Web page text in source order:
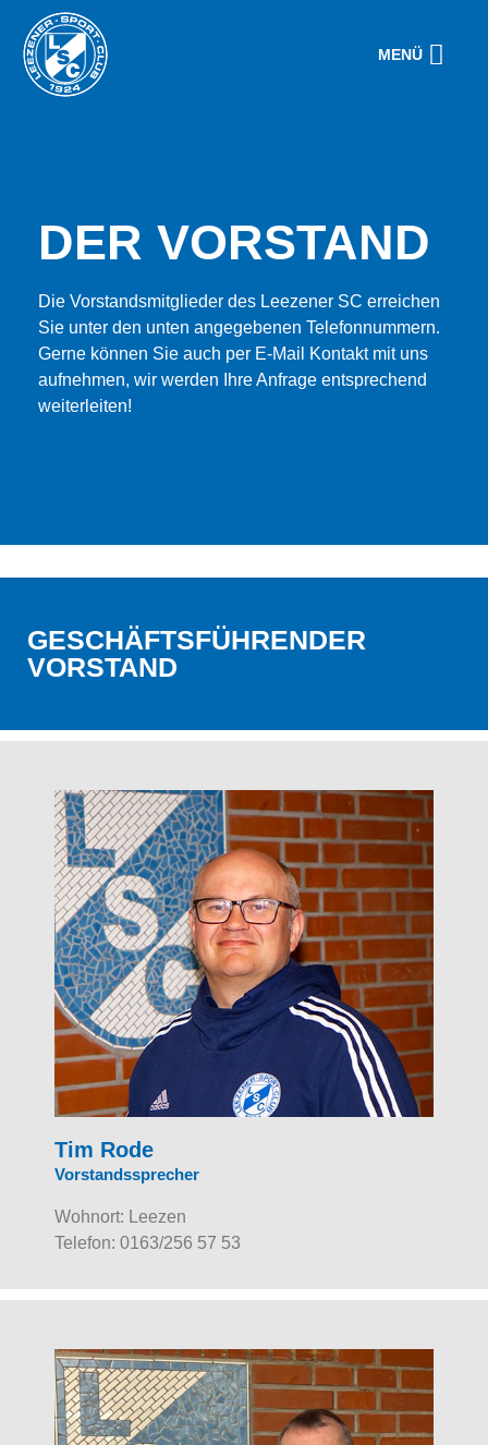
MENÜ
DER VORSTAND
Die Vorstandsmitglieder des Leezener SC erreichen
Sie unter den unten angegebenen Telefonnummern.
Gerne können Sie auch per E-Mail Kontakt mit uns
aufnehmen, wir werden Ihre Anfrage entsprechend
weiterleiten!
GESCHÄFTSFÜHRENDER
VORSTAND
Tim Rode
Vorstandssprecher
Wohnort: Leezen
Telefon: 0163/256 57 53